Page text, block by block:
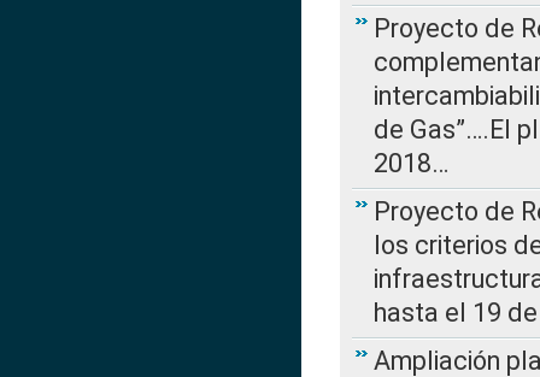
Proyecto de
de Gas”….El
2018…
Proyecto de
los criterios
hasta el 19
Ampliación